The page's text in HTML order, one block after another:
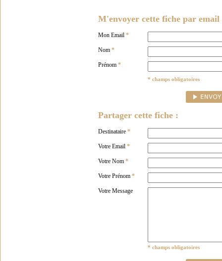
M'envoyer cette fiche par email
Mon Email *
Nom *
Prénom *
* champs obligatoires
Partager cette fiche :
Destinataire *
Votre Email *
Votre Nom *
Votre Prénom *
Votre Message
* champs obligatoires